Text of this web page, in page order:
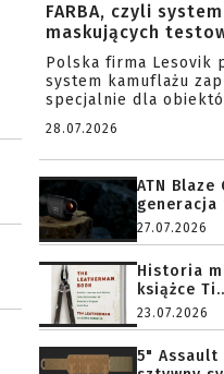
FARBA, czyli
maskujących
Polska firma Lesovik
system kamuflażu
specjalnie dla
28.07.2026
ATN Blaze
generacja
27.07.2026
Historia
książce
23.07.2026
5" Assault